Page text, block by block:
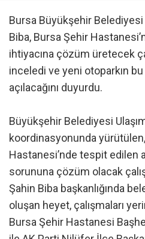
Bursa Büyükşehir
Biba, Bursa Şehir
ihtiyacına çözüm üretecek
inceledi ve yeni otoparkın
açılacağını duyurdu.
Büyükşehir Belediyesi
koordinasyonunda
Hastanesi’nde tespit edilen
sorununa çözüm olacak
Şahin Biba başkanlığında
oluşan heyet, çalışmaları
Bursa Şehir Hastanesi